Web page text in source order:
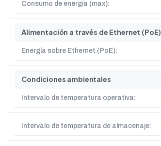
Consumo de energía (max):
Alimentación a través de Ethernet (PoE)
Energía sobre Ethernet (PoE):
Condiciones ambientales
Intervalo de temperatura operativa:
Intervalo de temperatura de almacenaje: